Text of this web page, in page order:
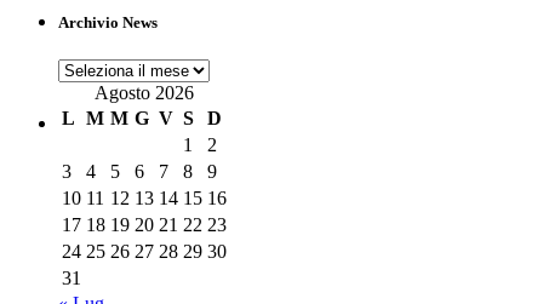
Archivio News
Archivio
NewsAgosto 2026
L M M G V S
D
1
2
3
4 5 6 7 8
9
10 11 12 13 14 15 16
17 18 19 20 21 22 23
24 25 26 27 28 29 30
31